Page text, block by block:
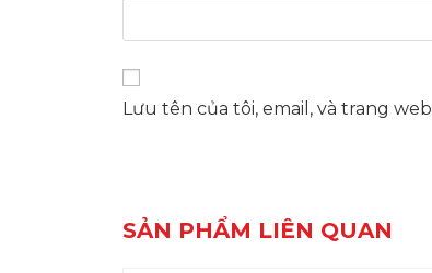
Lưu tên của tôi, email, và trang
SẢN PHẨM LIÊN QUAN